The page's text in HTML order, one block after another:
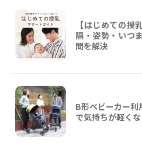
【はじめての授
隔・姿勢・いつ
問を解決
B形ベビーカー利
で気持ちが軽くな